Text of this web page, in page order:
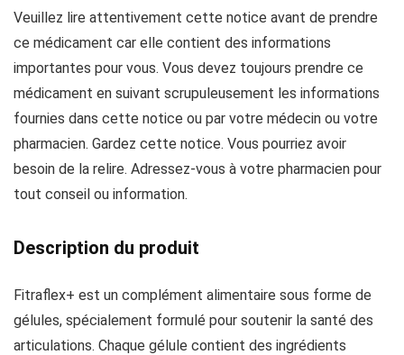
Veuillez lire attentivement cette notice avant de prendre
ce médicament car elle contient des informations
importantes pour vous. Vous devez toujours prendre ce
médicament en suivant scrupuleusement les informations
fournies dans cette notice ou par votre médecin ou votre
pharmacien. Gardez cette notice. Vous pourriez avoir
besoin de la relire. Adressez-vous à votre pharmacien pour
tout conseil ou information.
Description du produit
Fitraflex+ est un complément alimentaire sous forme de
gélules, spécialement formulé pour soutenir la santé des
articulations. Chaque gélule contient des ingrédients